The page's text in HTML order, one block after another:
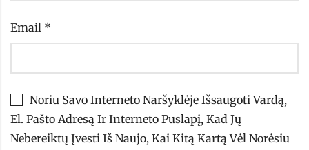
Email *
Noriu Savo Interneto Naršyklėje Išsaugoti Vardą,
El. Pašto Adresą Ir Interneto Puslapį, Kad Jų
Nebereiktų Įvesti Iš Naujo, Kai Kitą Kartą Vėl Norėsiu